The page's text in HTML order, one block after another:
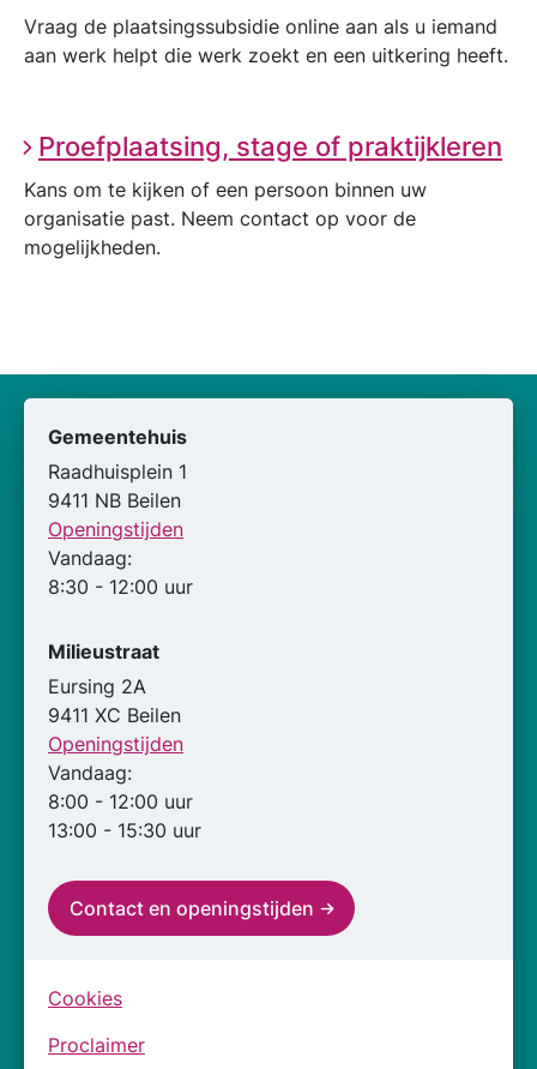
Vraag de plaatsingssubsidie online aan als u iemand
aan werk helpt die werk zoekt en een uitkering heeft.
Proefplaatsing, stage of praktijkleren
Kans om te kijken of een persoon binnen uw
organisatie past. Neem contact op voor de
mogelijkheden.
Gemeentehuis
Raadhuisplein 1
9411 NB Beilen
Openingstijden
Vandaag:
8:30 - 12:00 uur
Milieustraat
Eursing 2A
9411 XC Beilen
Openingstijden
Vandaag:
8:00 - 12:00 uur
13:00 - 15:30 uur
Contact en openingstijden
Cookies
Proclaimer